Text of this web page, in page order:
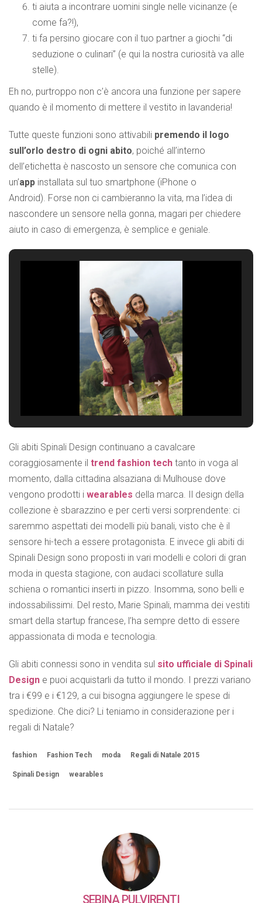
ti aiuta a incontrare uomini single nelle vicinanze (e
come fa?!),
ti fa persino giocare con il tuo partner a giochi “di
seduzione o culinari” (e qui la nostra curiosità va alle
stelle).
Eh no, purtroppo non c’è ancora una funzione per sapere
quando è il momento di mettere il vestito in lavanderia!
Tutte queste funzioni sono attivabili premendo il logo
sull’orlo destro di ogni abito, poiché all’interno
dell’etichetta è nascosto un sensore che comunica con
un’app installata sul tuo smartphone (iPhone o
Android). Forse non ci cambieranno la vita, ma l’idea di
nascondere un sensore nella gonna, magari per chiedere
aiuto in caso di emergenza, è semplice e geniale.
Gli abiti Spinali Design continuano a cavalcare
coraggiosamente il trend fashion tech tanto in voga al
momento, dalla cittadina alsaziana di Mulhouse dove
vengono prodotti i wearables della marca. Il design della
collezione è sbarazzino e per certi versi sorprendente: ci
saremmo aspettati dei modelli più banali, visto che è il
sensore hi-tech a essere protagonista. E invece gli abiti di
Spinali Design sono proposti in vari modelli e colori di gran
moda in questa stagione, con audaci scollature sulla
schiena o romantici inserti in pizzo. Insomma, sono belli e
indossabilissimi. Del resto, Marie Spinali, mamma dei vestiti
smart della startup francese, l’ha sempre detto di essere
appassionata di moda e tecnologia.
Gli abiti connessi sono in vendita sul sito ufficiale di Spinali
Design e puoi acquistarli da tutto il mondo. I prezzi variano
tra i €99 e i €129, a cui bisogna aggiungere le spese di
spedizione. Che dici? Li teniamo in considerazione per i
regali di Natale?
fashion Fashion Tech moda Regali di Natale 2015
Spinali Design wearables
SEBINA PULVIRENTI